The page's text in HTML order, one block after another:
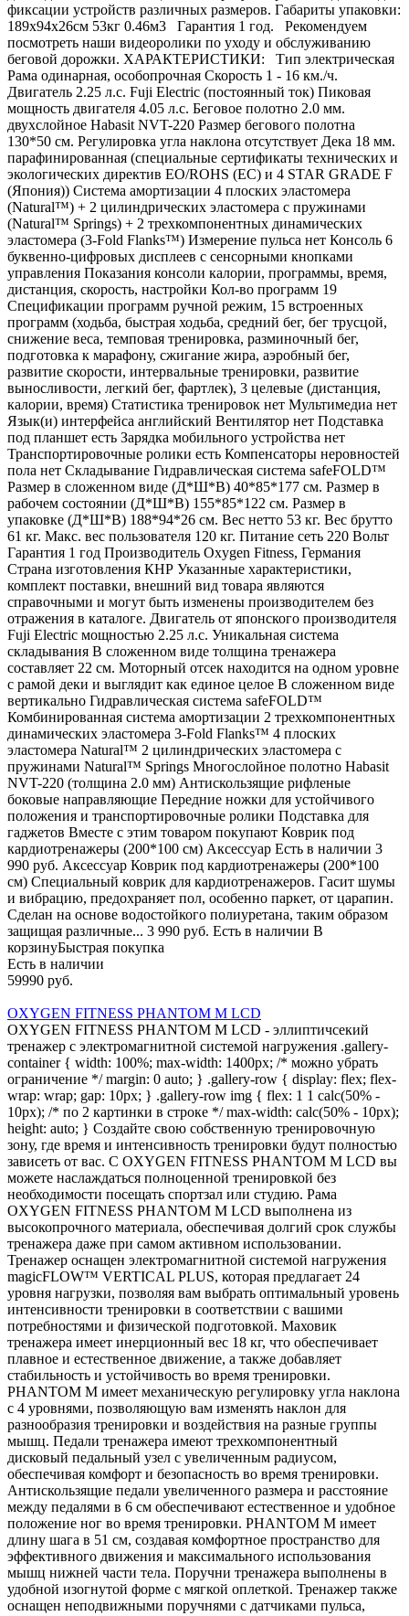
фиксации устройств различных размеров. Габариты упаковки:
189х94х26см 53кг 0.46м3 Гарантия 1 год. Рекомендуем
посмотреть наши видеоролики по уходу и обслуживанию
беговой дорожки. ХАРАКТЕРИСТИКИ: Тип электрическая
Рама одинарная, особопрочная Скорость 1 - 16 км./ч.
Двигатель 2.25 л.с. Fuji Electric (постоянный ток) Пиковая
мощность двигателя 4.05 л.с. Беговое полотно 2.0 мм.
двухслойное Habasit NVT-220 Размер бегового полотна
130*50 см. Регулировка угла наклона отсутствует Дека 18 мм.
парафинированная (специальные сертификаты технических и
экологических директив EO/ROHS (ЕС) и 4 STAR GRADE F
(Япония)) Система амортизации 4 плоских эластомера
(Natural™) + 2 цилиндрических эластомера с пружинами
(Natural™ Springs) + 2 трехкомпонентных динамических
эластомера (3-Fold Flanks™) Измерение пульса нет Консоль 6
буквенно-цифровых дисплеев с сенсорными кнопками
управления Показания консоли калории, программы, время,
дистанция, скорость, настройки Кол-во программ 19
Спецификации программ ручной режим, 15 встроенных
программ (ходьба, быстрая ходьба, средний бег, бег трусцой,
снижение веса, темповая тренировка, разминочный бег,
подготовка к марафону, сжигание жира, аэробный бег,
развитие скорости, интервальные тренировки, развитие
выносливости, легкий бег, фартлек), 3 целевые (дистанция,
калории, время) Статистика тренировок нет Мультимедиа нет
Язык(и) интерфейса английский Вентилятор нет Подставка
под планшет есть Зарядка мобильного устройства нет
Транспортировочные ролики есть Компенсаторы неровностей
пола нет Складывание Гидравлическая система safeFOLD™
Размер в сложенном виде (Д*Ш*В) 40*85*177 см. Размер в
рабочем состоянии (Д*Ш*В) 155*85*122 см. Размер в
упаковке (Д*Ш*В) 188*94*26 см. Вес нетто 53 кг. Вес брутто
61 кг. Макс. вес пользователя 120 кг. Питание сеть 220 Вольт
Гарантия 1 год Производитель Oxygen Fitness, Германия
Страна изготовления КНР Указанные характеристики,
комплект поставки, внешний вид товара являются
справочными и могут быть изменены производителем без
отражения в каталоге. Двигатель от японского производителя
Fuji Electric мощностью 2.25 л.с. Уникальная система
складывания В сложенном виде толщина тренажера
составляет 22 см. Моторный отсек находится на одном уровне
с рамой деки и выглядит как единое целое В сложенном виде
вертикально Гидравлическая система safeFOLD™
Комбинированная система амортизации 2 трехкомпонентных
динамических эластомера 3-Fold Flanks™ 4 плоских
эластомера Natural™ 2 цилиндрических эластомера с
пружинами Natural™ Springs Многослойное полотно Habasit
NVT-220 (толщина 2.0 мм) Антискользящие рифленые
боковые направляющие Передние ножки для устойчивого
положения и транспортировочные ролики Подставка для
гаджетов Вместе с этим товаром покупают Коврик под
кардиотренажеры (200*100 см) Аксессуар Есть в наличии 3
990 руб. Аксессуар Коврик под кардиотренажеры (200*100
см) Специальный коврик для кардиотренажеров. Гасит шумы
и вибрацию, предохраняет пол, особенно паркет, от царапин.
Сделан на основе водостойкого полиуретана, таким образом
защищая различные... 3 990 руб. Есть в наличии В
корзинуБыстрая покупка
Есть в наличии
59990 руб.
OXYGEN FITNESS PHANTOM M LCD
OXYGEN FITNESS PHANTOM M LCD - эллиптичсекий
тренажер с электромагнитной системой нагружения .gallery-
container { width: 100%; max-width: 1400px; /* можно убрать
ограничение */ margin: 0 auto; } .gallery-row { display: flex; flex-
wrap: wrap; gap: 10px; } .gallery-row img { flex: 1 1 calc(50% -
10px); /* по 2 картинки в строке */ max-width: calc(50% - 10px);
height: auto; } Создайте свою собственную тренировочную
зону, где время и интенсивность тренировки будут полностью
зависеть от вас. С OXYGEN FITNESS PHANTOM M LCD вы
можете наслаждаться полноценной тренировкой без
необходимости посещать спортзал или студию. Рама
OXYGEN FITNESS PHANTOM M LCD выполнена из
высокопрочного материала, обеспечивая долгий срок службы
тренажера даже при самом активном использовании.
Тренажер оснащен электромагнитной системой нагружения
magicFLOW™ VERTICAL PLUS, которая предлагает 24
уровня нагрузки, позволяя вам выбрать оптимальный уровень
интенсивности тренировки в соответствии с вашими
потребностями и физической подготовкой. Маховик
тренажера имеет инерционный вес 18 кг, что обеспечивает
плавное и естественное движение, а также добавляет
стабильность и устойчивость во время тренировки.
PHANTOM M имеет механическую регулировку угла наклона
с 4 уровнями, позволяющую вам изменять наклон для
разнообразия тренировки и воздействия на разные группы
мышц. Педали тренажера имеют трехкомпонентный
дисковый педальный узел с увеличенным радиусом,
обеспечивая комфорт и безопасность во время тренировки.
Антискользящие педали увеличенного размера и расстояние
между педалями в 6 см обеспечивают естественное и удобное
положение ног во время тренировки. PHANTOM M имеет
длину шага в 51 см, создавая комфортное пространство для
эффективного движения и максимального использования
мышц нижней части тела. Поручни тренажера выполнены в
удобной изогнутой форме с мягкой оплеткой. Тренажер также
оснащен неподвижными поручнями с датчиками пульса,